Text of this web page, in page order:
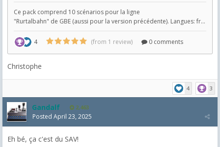
Christophe
4 3
Gandalf 2,463
Posted April 23, 2025
Eh bé, ça c'est du SAV!